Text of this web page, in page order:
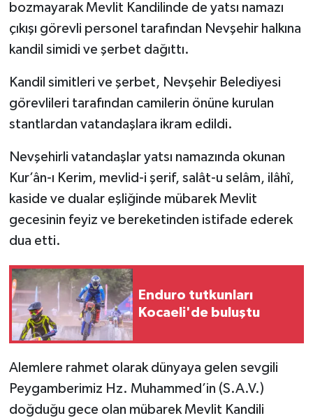
bozmayarak Mevlit Kandilinde de yatsı namazı
çıkışı görevli personel tarafından Nevşehir halkına
kandil simidi ve şerbet dağıttı.
Kandil simitleri ve şerbet, Nevşehir Belediyesi
görevlileri tarafından camilerin önüne kurulan
stantlardan vatandaşlara ikram edildi.
Nevşehirli vatandaşlar yatsı namazında okunan
Kur’ân-ı Kerim, mevlid-i şerif, salât-u selâm, ilâhî,
kaside ve dualar eşliğinde mübarek Mevlit
gecesinin feyiz ve bereketinden istifade ederek
dua etti.
Enduro tutkunları
Kocaeli'de buluştu
Alemlere rahmet olarak dünyaya gelen sevgili
Peygamberimiz Hz. Muhammed’in (S.A.V.)
doğduğu gece olan mübarek Mevlit Kandili